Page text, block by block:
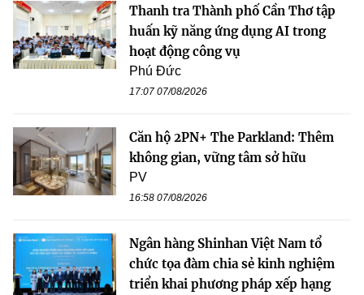
Thanh tra Thành phố Cần Thơ tập
huấn kỹ năng ứng dụng AI trong
hoạt động công vụ
Phú Đức
17:07 07/08/2026
Căn hộ 2PN+ The Parkland: Thêm
không gian, vững tâm sở hữu
PV
16:58 07/08/2026
Ngân hàng Shinhan Việt Nam tổ
chức tọa đàm chia sẻ kinh nghiệm
triển khai phương pháp xếp hạng